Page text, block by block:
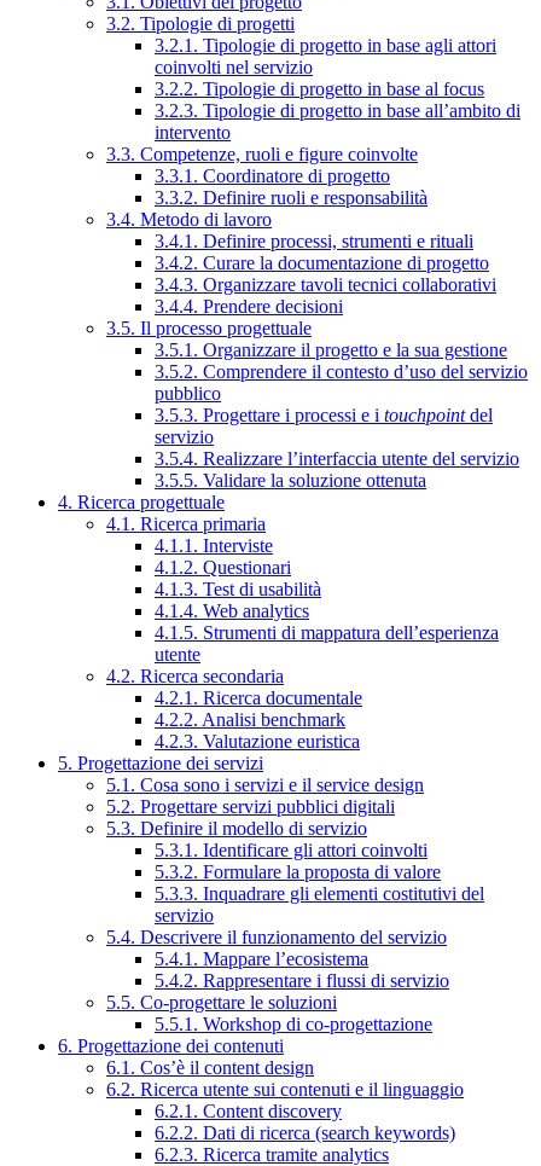
3.2. Tipologie di progetti
3.2.1. Tipologie di progetto in base agli attori
coinvolti nel servizio
3.2.2. Tipologie di progetto in base al focus
3.2.3. Tipologie di progetto in base all’ambito di
intervento
3.3. Competenze, ruoli e figure coinvolte
3.3.1. Coordinatore di progetto
3.3.2. Definire ruoli e responsabilità
3.4. Metodo di lavoro
3.4.1. Definire processi, strumenti e rituali
3.4.2. Curare la documentazione di progetto
3.4.3. Organizzare tavoli tecnici collaborativi
3.4.4. Prendere decisioni
3.5. Il processo progettuale
3.5.1. Organizzare il progetto e la sua gestione
3.5.2. Comprendere il contesto d’uso del servizio
pubblico
3.5.3. Progettare i processi e i touchpointdel
servizio
3.5.4. Realizzare l’interfaccia utente del servizio
3.5.5. Validare la soluzione ottenuta
4. Ricerca progettuale
4.1. Ricerca primaria
4.1.1. Interviste
4.1.2. Questionari
4.1.3. Test di usabilità
4.1.4. Web analytics
4.1.5. Strumenti di mappatura dell’esperienza
utente
4.2. Ricerca secondaria
4.2.1. Ricerca documentale
4.2.2. Analisi benchmark
4.2.3. Valutazione euristica
5. Progettazione dei servizi
5.1. Cosa sono i servizi e il service design
5.2. Progettare servizi pubblici digitali
5.3. Definire il modello di servizio
5.3.1. Identificare gli attori coinvolti
5.3.2. Formulare la proposta di valore
5.3.3. Inquadrare gli elementi costitutivi del
servizio
5.4. Descrivere il funzionamento del servizio
5.4.1. Mappare l’ecosistema
5.4.2. Rappresentare i flussi di servizio
5.5. Co-progettare le soluzioni
5.5.1. Workshop di co-progettazione
6. Progettazione dei contenuti
6.1. Cos’è il content design
6.2. Ricerca utente sui contenuti e il linguaggio
6.2.1. Content discovery
6.2.2. Dati di ricerca (search keywords)
6.2.3. Ricerca tramite analytics